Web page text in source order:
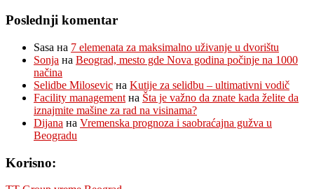
Poslednji komentar
Sasa на 7 elemenata za maksimalno uživanje u dvorištu
Sonja на Beograd, mesto gde Nova godina počinje na 1000
načina
Selidbe Milosevic на Kutije za selidbu – ultimativni vodič
Facility management на Šta je važno da znate kada želite da
iznajmite mašine za rad na visinama?
Dijana на Vremenska prognoza i saobraćajna gužva u
Beogradu
Korisno: